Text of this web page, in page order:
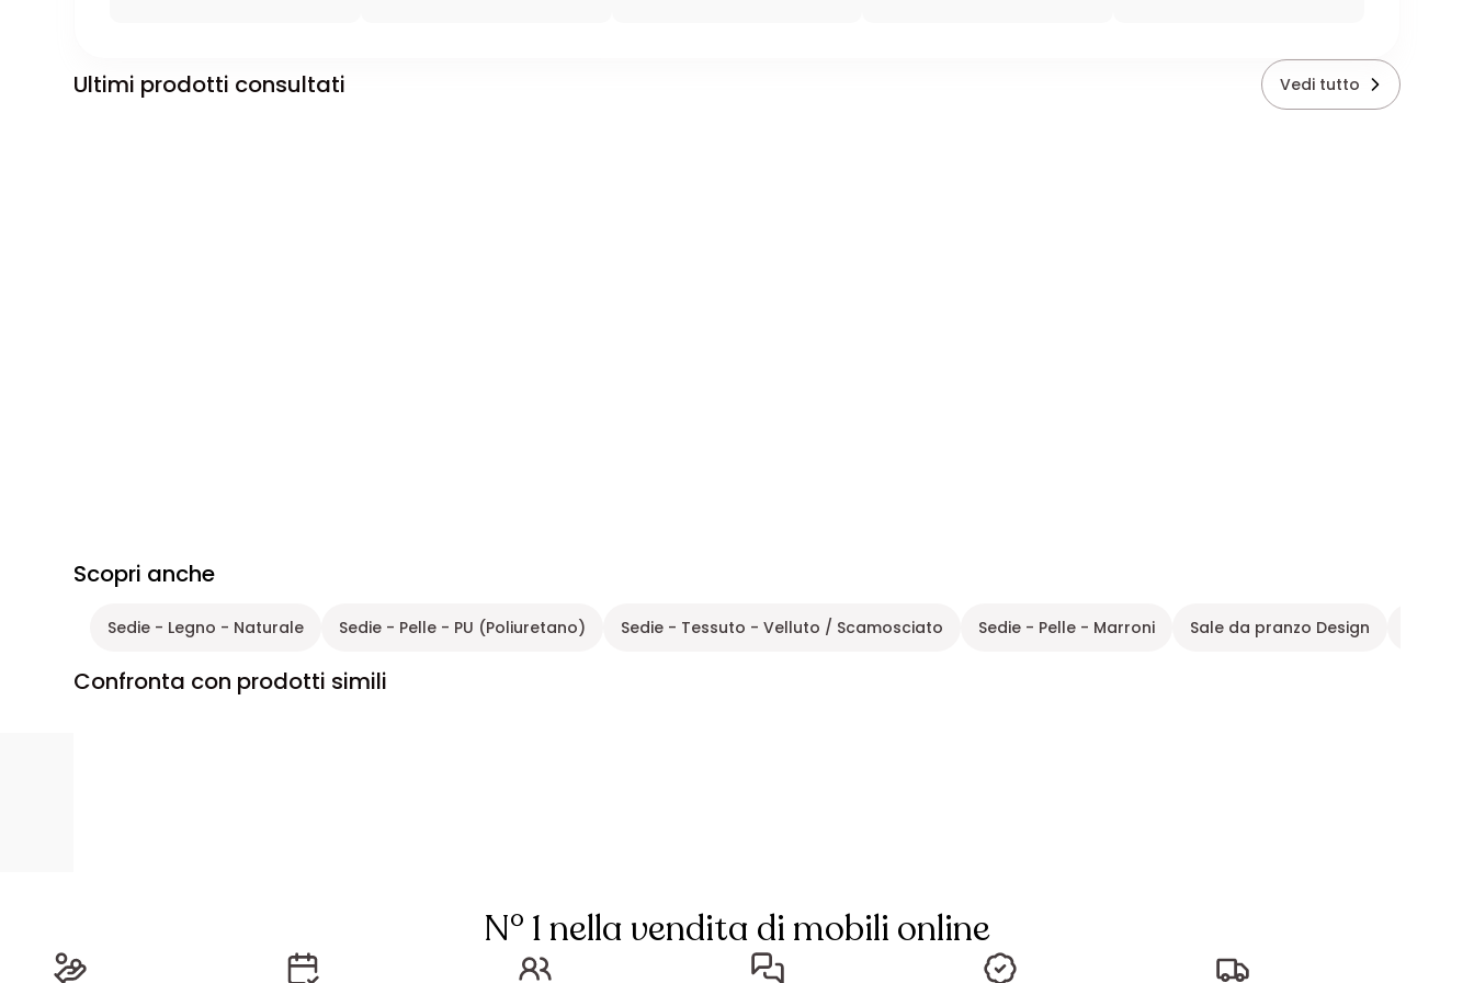
Ultimi prodotti consultati Vedi tutto
Scopri anche
Sedie - Legno - Naturale Sedie - Pelle - PU (Poliuretano) Sedie - Tessuto - Velluto / Scamosciato Sedie - Pelle - Marroni Sale da pranzo Design
Confronta con prodotti simili
N° 1 nella vendita di mobili online